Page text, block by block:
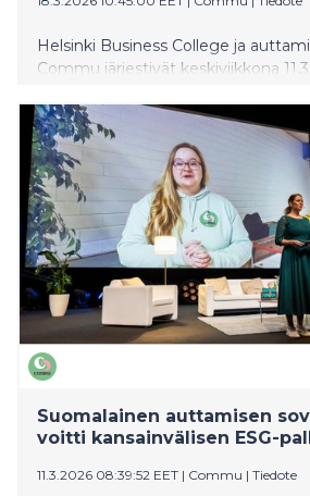
Helsinki Business College ja
Commu järjestivät keskiviikkona
opiskelijaa osallistui
pääkaupunkiseutua. Monille päivä
ensimmäinen kokemus
vieraassa maassa.
Suomalainen auttamisen
voitti kansainvälisen ESG-
11.3.2026 08:39:52 EET | Commu | Tiedote